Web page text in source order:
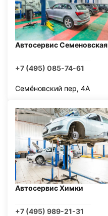
Автосервис Семеновская
+7 (495) 085-74-61
Семёновский пер, 4А
Автосервис Химки
+7 (495) 989-21-31